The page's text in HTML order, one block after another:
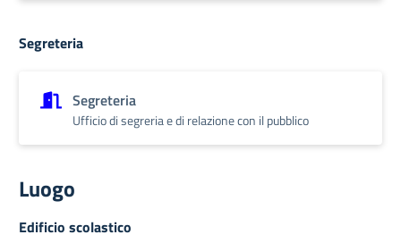
Segreteria
Segreteria
Ufficio di segreria e di relazione con il pubblico
Luogo
Edificio scolastico